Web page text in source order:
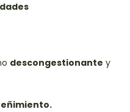
descongestionante y